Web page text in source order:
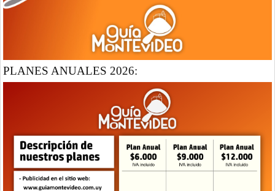
PLANES ANUALES 2026: